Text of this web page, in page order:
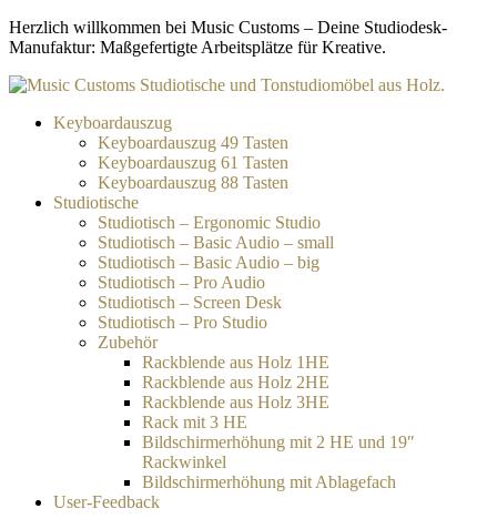
Zum
Inhalt
Herzlich willkommen bei Music Customs – Deine Studiodesk-
Manufaktur: Maßgefertigte Arbeitsplätze für Kreative.
Keyboardauszug
Keyboardauszug 49 Tasten
Keyboardauszug 61 Tasten
Keyboardauszug 88 Tasten
Studiotische
Studiotisch – Ergonomic Studio
Studiotisch – Basic Audio – small
Studiotisch – Basic Audio – big
Studiotisch – Pro Audio
Studiotisch – Screen Desk
Studiotisch – Pro Studio
Zubehör
Rackblende aus Holz 1HE
Rackblende aus Holz 2HE
Rackblende aus Holz 3HE
Rack mit 3 HE
Bildschirmerhöhung mit 2 HE und 19″
Rackwinkel
Bildschirmerhöhung mit Ablagefach
User-Feedback